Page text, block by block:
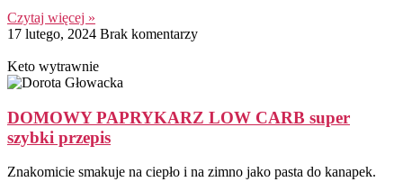
Czytaj więcej »
17 lutego, 2024 Brak komentarzy
Keto wytrawnie
DOMOWY PAPRYKARZ LOW CARB super
szybki przepis
Znakomicie smakuje na ciepło i na zimno jako pasta do kanapek.